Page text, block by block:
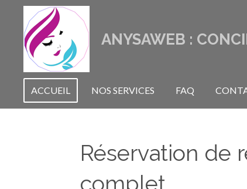
contenu
principal
ANYSAWEB :
ACCUEIL NOS SERVICES FAQ
Réservation de
complet